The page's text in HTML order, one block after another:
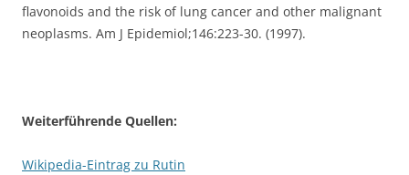
flavonoids and the risk of lung cancer and other malignant
neoplasms. Am J Epidemiol;146:223-30. (1997).
Weiterführende Quellen:
Wikipedia-Eintrag zu Rutin